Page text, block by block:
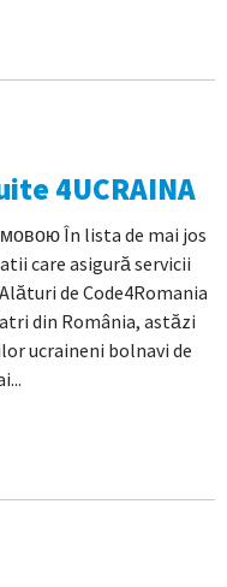
4UCRAINA
мовою În lista de mai jos
care asigură servicii
de Code4Romania
din România, astăzi
ucraineni bolnavi de